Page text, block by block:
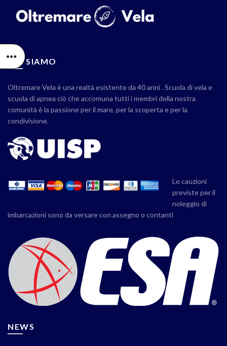
CHI SIAMO
Oltremare Vela è una realtà esistente da 40 anni . Scuola di vela e
scuola di apnea ciò che accomuna tutti i membri della nostra
comunità è la passione per il mare, per la scoperta e per la
condivisione.
Le cauzioni
previste per il
noleggio di
imbarcazioni sono da versare con assegno o contanti
NEWS